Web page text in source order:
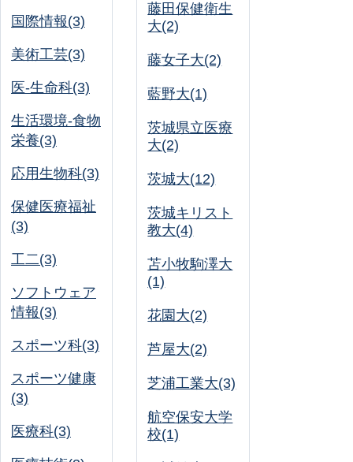
国際情報(3)
美術工芸(3)
医-生命科(3)
生活環境-食物
栄養(3)
応用生物科(3)
保健医療福祉
(3)
工二(3)
ソフトウェア
情報(3)
スポーツ科(3)
スポーツ健康
(3)
医療科(3)
藤田保健衛生
大(2)
藤女子大(2)
藍野大(1)
茨城県立医療
大(2)
茨城大(12)
茨城キリスト
教大(4)
苫小牧駒澤大
(1)
花園大(2)
芦屋大(2)
芝浦工業大(3)
航空保安大学
校(1)